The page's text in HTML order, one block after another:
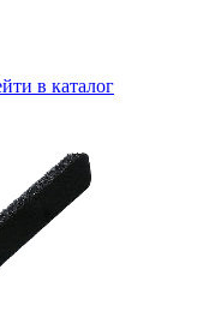
в каталог